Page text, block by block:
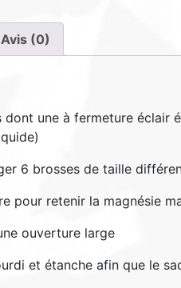
Avis (0)
dont une à fermeture éclair
6 brosses de taille
pour retenir la magnésie
ouverture large
et étanche afin que le